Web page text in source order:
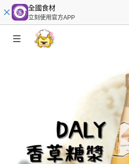
全國食材
立刻使用官方APP